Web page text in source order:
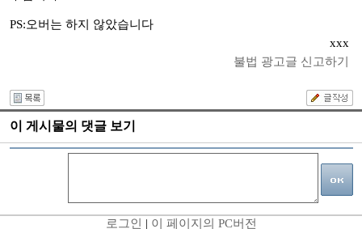
PS:오버는 하지 않았습니다
xxx
불법 광고글 신고하기
이 게시물의 댓글 보기
로그인 | 이 페이지의 PC버전